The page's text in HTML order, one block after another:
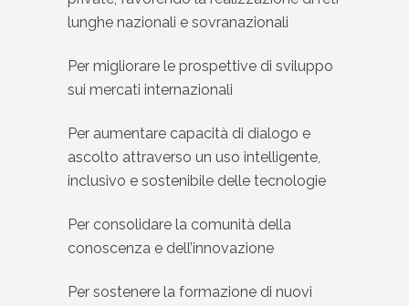
lunghe nazionali e sovranazionali
Per migliorare le prospettive di sviluppo
sui mercati internazionali
Per aumentare capacità di dialogo e
ascolto attraverso un uso intelligente,
inclusivo e sostenibile delle tecnologie
Per consolidare la comunità della
conoscenza e dell’innovazione
Per sostenere la formazione di nuovi